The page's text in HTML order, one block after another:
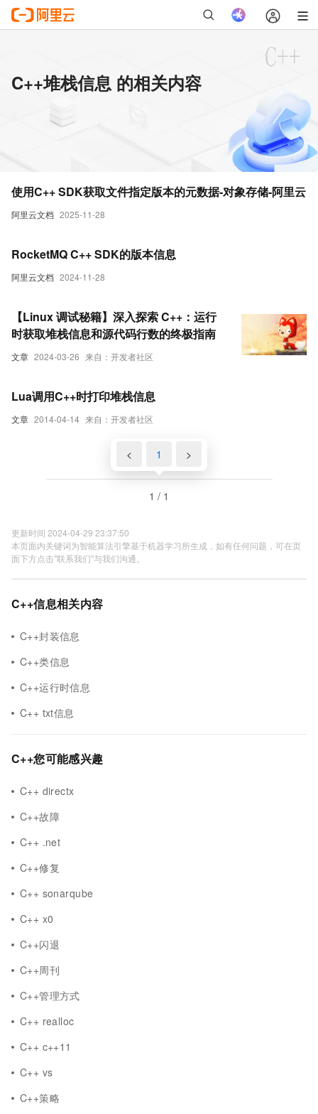
C++堆栈信息 的相关内容
阿里云文档 2025-11-28
使用C++ SDK获取文件指定版本的元数据-对象存储-阿里云
阿里云文档 2024-11-28
RocketMQ C++ SDK的版本信息
文章 2024-03-26 来自：开发者社区
【Linux 调试秘籍】深入探索 C++：运行
时获取堆栈信息和源代码行数的终极指南
文章 2014-04-14 来自：开发者社区
Lua调用C++时打印堆栈信息
< 1 >
1 / 1
更新时间 2024-04-29 23:37:50
本页面内关键词为智能算法引擎基于机器学习所生成，如有任何问题，可在页
面下方点击"联系我们"与我们沟通。
C++信息相关内容
C++封装信息
C++类信息
C++运行时信息
C++ txt信息
C++您可能感兴趣
C++ directx
C++故障
C++ .net
C++修复
C++ sonarqube
C++ x0
C++闪退
C++周刊
C++管理方式
C++ realloc
C++ c++11
C++ vs
C++策略